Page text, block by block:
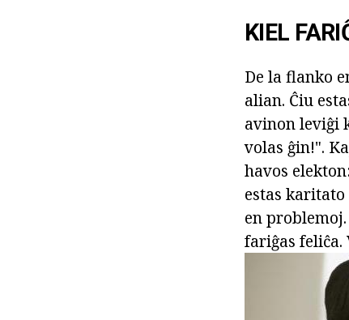
KIEL
De la flanko
alian. Ĉiu
avinon leviĝi
volas ĝin!".
havos
estas
en
fariĝas